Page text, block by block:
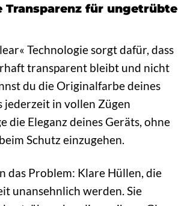
Transparenz für ungetrübte
Technologie sorgt dafür, dass
transparent bleibt und nicht
du die Originalfarbe deines
jederzeit in vollen Zügen
die Eleganz deines Geräts, ohne
Schutz einzugehen.
das Problem: Klare Hüllen, die
unansehnlich werden. Sie